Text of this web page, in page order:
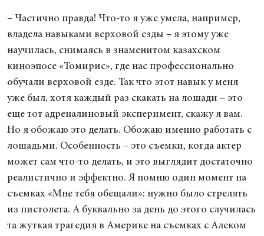
– Частично правда! Что-то я уже умела, например,
владела навыками верховой езды – я этому уже
научилась, снимаясь в знаменитом казахском
киноэпосе «Томирис», где нас профессионально
обучали верховой езде. Так что этот навык у меня
уже был, хотя каждый раз скакать на лошади – это
еще тот адреналиновый эксперимент, скажу я вам.
Но я обожаю это делать. Обожаю именно работать с
лошадьми. Особенность – это съемки, когда актер
может сам что-то делать, и это выглядит достаточно
реалистично и эффектно. Я помню один момент на
съемках «Мне тебя обещали»: нужно было стрелять
из пистолета. А буквально за день до этого случилась
та жуткая трагедия в Америке на съемках с Алеком